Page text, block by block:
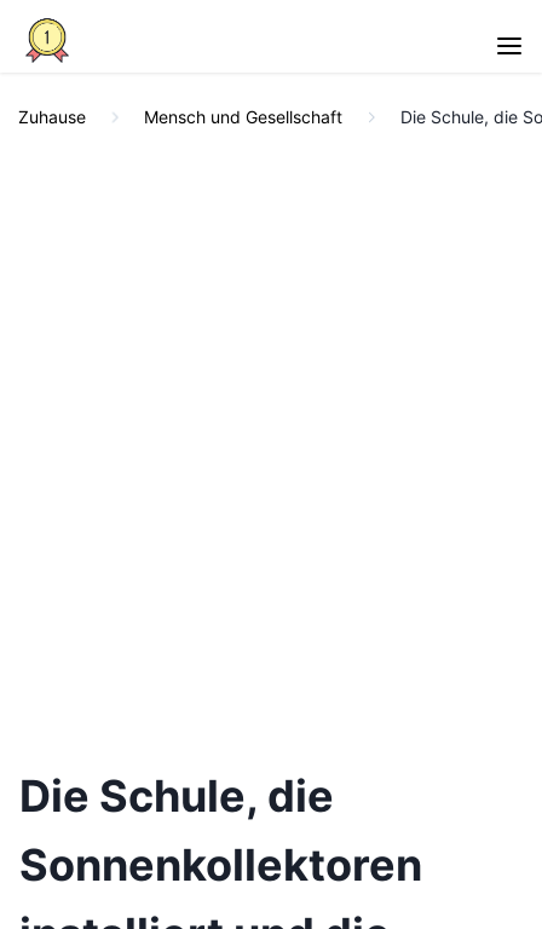
Zuhause Mensch und Gesellschaft Die Schule, die
Die Schule, die
Sonnenkollektoren